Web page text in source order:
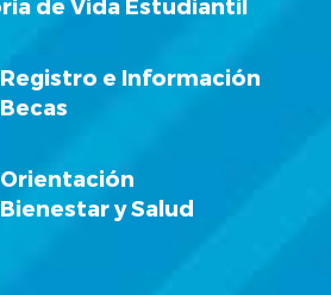
de Vida Estudiantil
e Información
y Salud